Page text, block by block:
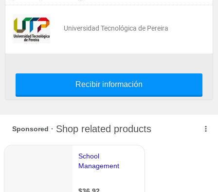
Universidad Tecnológica de Pereira
Recibir información